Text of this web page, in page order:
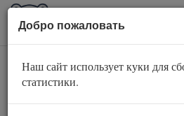
AuBook.org
Восемь лет
весны
Добро пожаловать
Наш сайт использует куки для
статистики.